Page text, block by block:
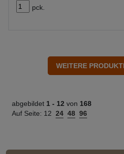
pck.
abgebildet 1 - 12 von 168
Auf Seite: 12 24 48 96